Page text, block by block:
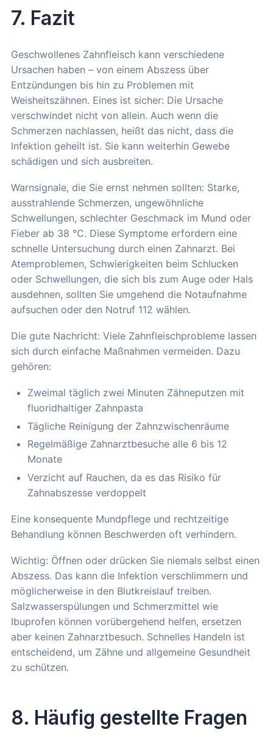
7. Fazit
Geschwollenes Zahnfleisch kann verschiedene
Ursachen haben – von einem Abszess über
Entzündungen bis hin zu Problemen mit
Weisheitszähnen. Eines ist sicher: Die Ursache
verschwindet nicht von allein. Auch wenn die
Schmerzen nachlassen, heißt das nicht, dass die
Infektion geheilt ist. Sie kann weiterhin Gewebe
schädigen und sich ausbreiten.
Warnsignale, die Sie ernst nehmen sollten: Starke,
ausstrahlende Schmerzen, ungewöhnliche
Schwellungen, schlechter Geschmack im Mund oder
Fieber ab 38 °C. Diese Symptome erfordern eine
schnelle Untersuchung durch einen Zahnarzt. Bei
Atemproblemen, Schwierigkeiten beim Schlucken
oder Schwellungen, die sich bis zum Auge oder Hals
ausdehnen, sollten Sie umgehend die Notaufnahme
aufsuchen oder den Notruf 112 wählen.
Die gute Nachricht: Viele Zahnfleischprobleme lassen
sich durch einfache Maßnahmen vermeiden. Dazu
gehören:
Zweimal täglich zwei Minuten Zähneputzen mit
fluoridhaltiger Zahnpasta
Tägliche Reinigung der Zahnzwischenräume
Regelmäßige Zahnarztbesuche alle 6 bis 12
Monate
Verzicht auf Rauchen, da es das Risiko für
Zahnabszesse verdoppelt
Eine konsequente Mundpflege und rechtzeitige
Behandlung können Beschwerden oft verhindern.
Wichtig: Öffnen oder drücken Sie niemals selbst einen
Abszess. Das kann die Infektion verschlimmern und
möglicherweise in den Blutkreislauf treiben.
Salzwasserspülungen und Schmerzmittel wie
Ibuprofen können vorübergehend helfen, ersetzen
aber keinen Zahnarztbesuch. Schnelles Handeln ist
entscheidend, um Zähne und allgemeine Gesundheit
zu schützen.
8. Häufig gestellte Fragen